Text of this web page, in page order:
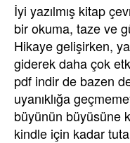
İyi yazılmış kitap
bir okuma, taze ve
Hikaye gelişirken,
giderek daha çok
pdf indir de bazen
uyanıklığa
büyünün büyüsüne
kindle için kadar